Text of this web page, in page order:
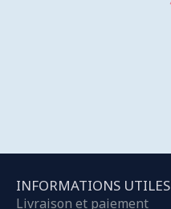
INFORMATIONS UTILES
Livraison et paiement